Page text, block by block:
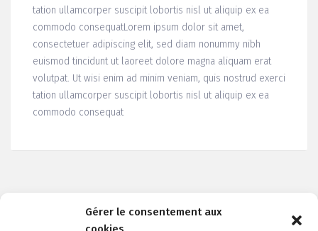
Gérer le consentement aux
tation ullamcorper suscipit lobortis nisl ut aliquip ex ea
commodo consequatLorem ipsum dolor sit amet,
consectetuer adipiscing elit, sed diam nonummy nibh
euismod tincidunt ut laoreet dolore magna aliquam erat
volutpat. Ut wisi enim ad minim veniam, quis nostrud exerci
tation ullamcorper suscipit lobortis nisl ut aliquip ex ea
commodo consequat